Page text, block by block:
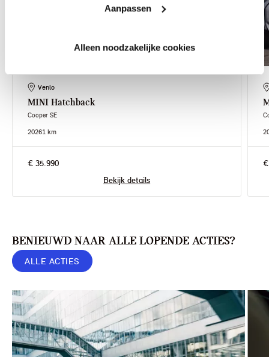
Aanpassen
Alleen noodzakelijke cookies
Venlo
MINI Hatchback
Cooper SE
20261 km
€ 35.990
Bekijk details
BENIEUWD NAAR ALLE LOPENDE ACTIES?
ALLE ACTIES